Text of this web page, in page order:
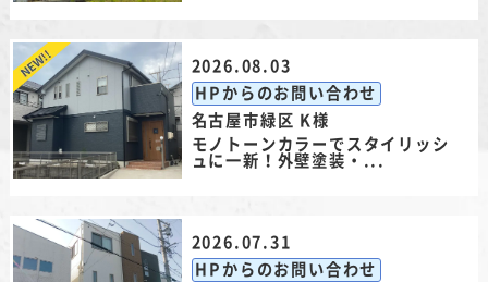
2026.08.03
HPからのお問い合わせ
名古屋市緑区 K様
モノトーンカラーでスタイリッシ
ュに一新！外壁塗装・...
2026.07.31
HPからのお問い合わせ